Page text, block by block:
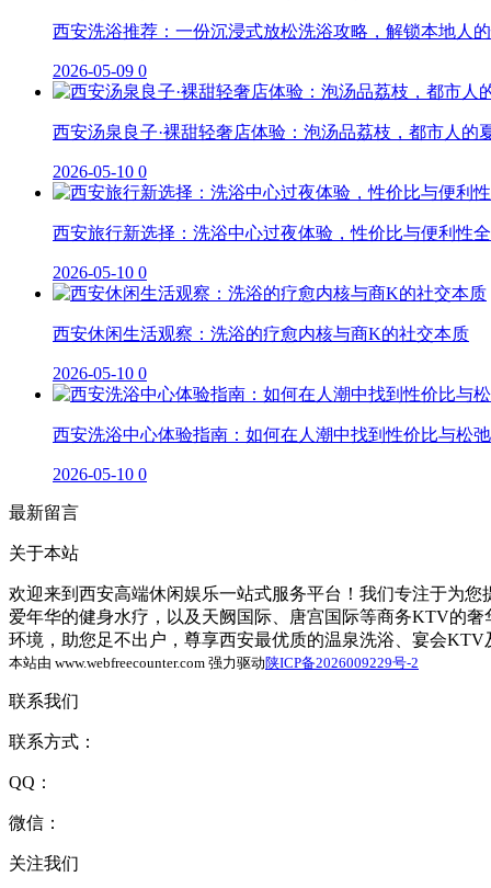
西安洗浴推荐：一份沉浸式放松洗浴攻略，解锁本地人
2026-05-09 0
西安汤泉良子·裸甜轻奢店体验：泡汤品荔枝，都市人的
2026-05-10 0
西安旅行新选择：洗浴中心过夜体验，性价比与便利性
2026-05-10 0
西安休闲生活观察：洗浴的疗愈内核与商K的社交本质
2026-05-10 0
西安洗浴中心体验指南：如何在人潮中找到性价比与松
2026-05-10 0
最新留言
关于本站
欢迎来到西安高端休闲娱乐一站式服务平台！我们专注于为
爱年华的健身水疗，以及天阙国际、唐宫国际等商务KTV的
环境，助您足不出户，尊享西安最优质的温泉洗浴、宴会
本站由 www.webfreecounter.com 强力驱动陕ICP备2026009229号-2
联系我们
联系方式：
QQ：
微信：
关注我们